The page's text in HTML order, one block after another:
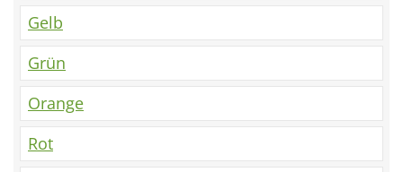
Gelb
Grün
Orange
Rot